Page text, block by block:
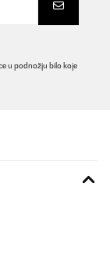
u podnožju bilo koje